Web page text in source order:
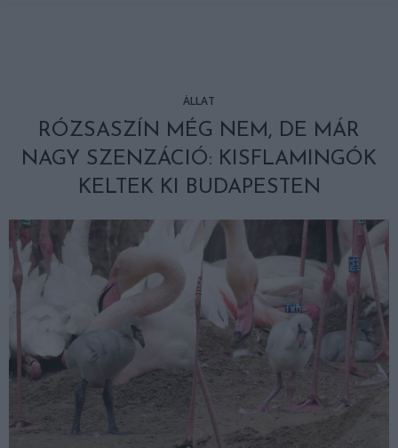
ÁLLAT
RÓZSASZÍN MÉG NEM, DE MÁR
NAGY SZENZÁCIÓ: KISFLAMINGÓK
KELTEK KI BUDAPESTEN